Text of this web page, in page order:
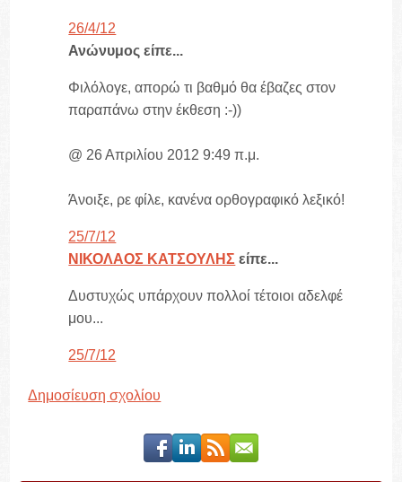
26/4/12
Ανώνυμος είπε...
Φιλόλογε, απορώ τι βαθμό θα έβαζες στον
παραπάνω στην έκθεση :-))
@ 26 Απριλίου 2012 9:49 π.μ.
Άνοιξε, ρε φίλε, κανένα ορθογραφικό λεξικό!
25/7/12
ΝΙΚΟΛΑΟΣ ΚΑΤΣΟΥΛΗΣ είπε...
Δυστυχώς υπάρχουν πολλοί τέτοιοι αδελφέ
μου...
25/7/12
Δημοσίευση σχολίου